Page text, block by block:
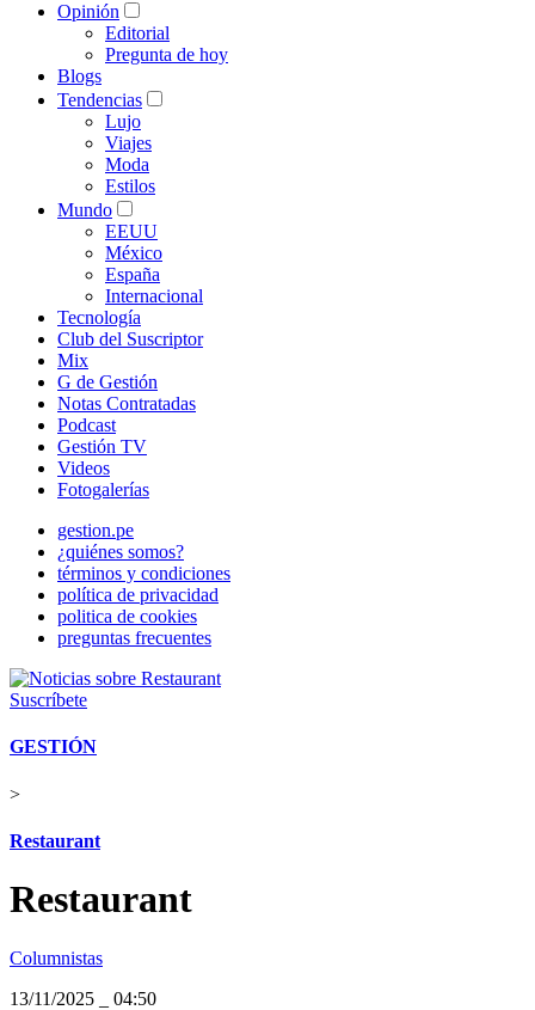
Opinión
Editorial
Pregunta de hoy
Blogs
Tendencias
Lujo
Viajes
Moda
Estilos
Mundo
EEUU
México
España
Internacional
Tecnología
Club del Suscriptor
Mix
G de Gestión
Notas Contratadas
Podcast
Gestión TV
Videos
Fotogalerías
gestion.pe
¿quiénes somos?
términos y condiciones
política de privacidad
politica de cookies
preguntas frecuentes
Suscríbete
GESTIÓN
>
Restaurant
Restaurant
Columnistas
13/11/2025
04:50